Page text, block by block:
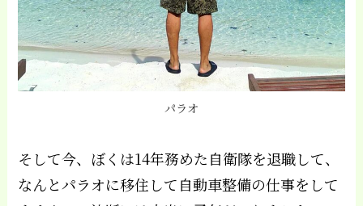
パラオ
そして今、ぼくは14年務めた自衛隊を退職して、
なんとパラオに移住して自動車整備の仕事をして